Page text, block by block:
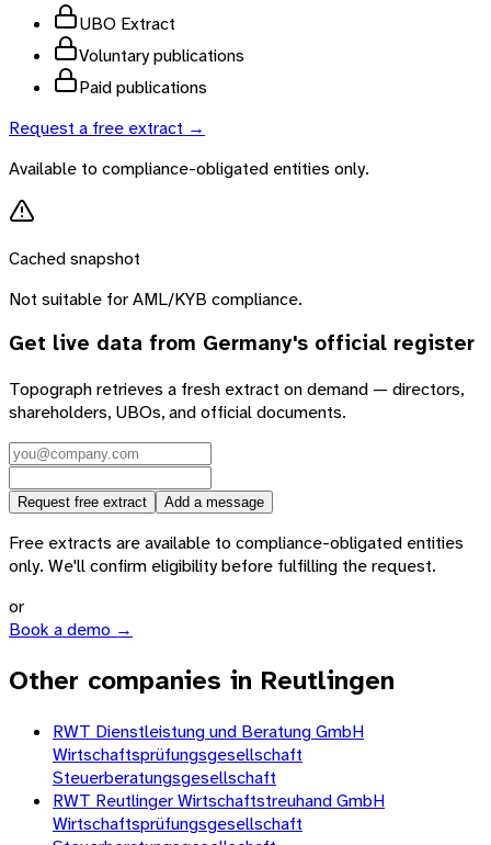
UBO Extract
Voluntary publications
Paid publications
Request a free extract →
Available to compliance-obligated entities only.
Cached snapshot
Not suitable for AML/KYB compliance.
Get live data from Germany's official register
Topograph retrieves a fresh extract on demand — directors,
shareholders, UBOs, and official documents.
Request free extract Add a message
Free extracts are available to compliance-obligated entities
only. We'll confirm eligibility before fulfilling the request.
or
Book a demo →
Other companies in Reutlingen
RWT Dienstleistung und Beratung GmbH
Wirtschaftsprüfungsgesellschaft
Steuerberatungsgesellschaft
RWT Reutlinger Wirtschaftstreuhand GmbH
Wirtschaftsprüfungsgesellschaft